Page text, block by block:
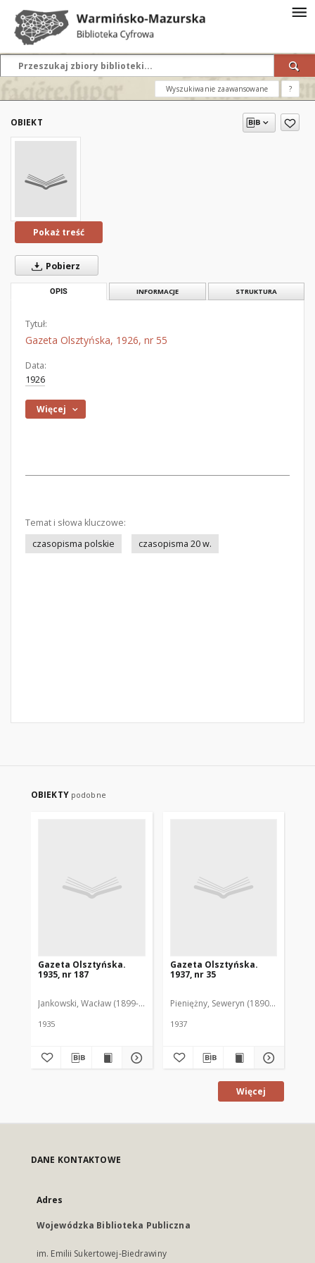
Wyszukiwanie zaawansowane ?
OBIEKT
Pokaż treść
Pobierz
OPIS INFORMACJE STRUKTURA
Tytuł:
Gazeta Olsztyńska, 1926, nr 55
Data:
1926
Więcej
Temat i słowa kluczowe:
czasopisma polskie
czasopisma 20 w.
OBIEKTY podobne
Gazeta Olsztyńska.
1935, nr 187
Jankowski, Wacław (1899-1975). Red.
1935
Gazeta Olsztyńska.
1937, nr 35
Pieniężny, Seweryn (1890-1940). Red.
1937
Więcej
DANE KONTAKTOWE
Adres
Wojewódzka Biblioteka Publiczna
im. Emilii Sukertowej-Biedrawiny